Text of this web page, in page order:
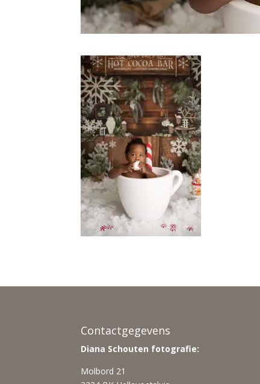
Contactgegevens
Diana Schouten fotografie:
Molbord 21